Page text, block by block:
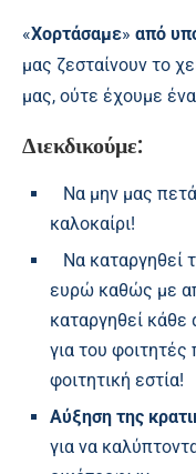
«Χορτάσαμε» από
μας ζεσταίνουν το
μας, ούτε έχουμε
Διεκδικούμε:
Να μην μας
καλοκαίρι!
Να καταργηθεί
ευρώ καθώς με
καταργηθεί κάθε
για του φοιτητές
φοιτητική εστία!
Αύξηση της
για να